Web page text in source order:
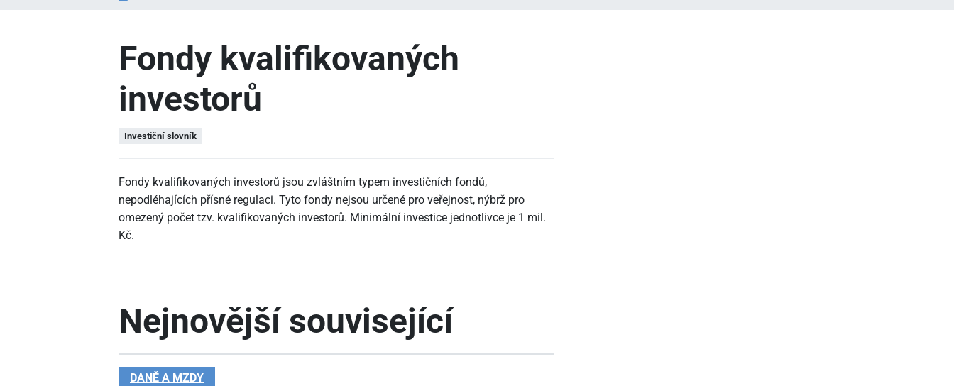
Fondy kvalifikovaných
investorů
Investiční slovník
Fondy kvalifikovaných investorů jsou zvláštním typem investičních fondů,
nepodléhajících přísné regulaci. Tyto fondy nejsou určené pro veřejnost, nýbrž pro
omezený počet tzv. kvalifikovaných investorů. Minimální investice jednotlivce je 1 mil.
Kč.
Nejnovější související
DANĚ A MZDY